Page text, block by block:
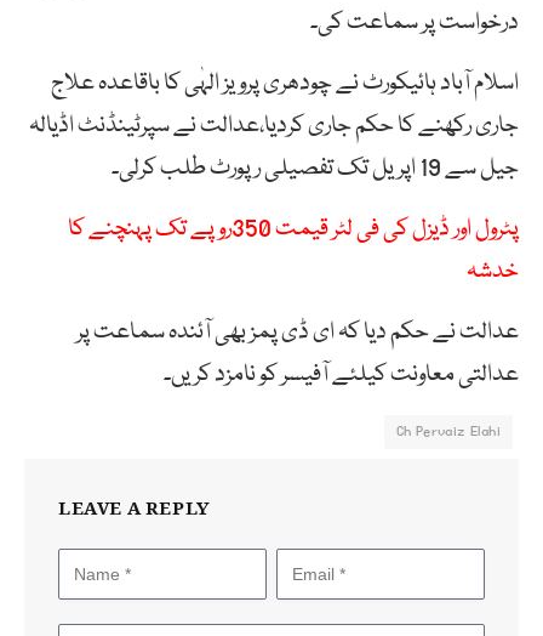
درخواست پر سماعت کی۔
اسلام آباد ہائیکورٹ نے چودھری پرویز الہٰی کا باقاعدہ علاج
جاری رکھنے کا حکم جاری کردیا،عدالت نے سپرٹینڈنٹ اڈیالہ
جیل سے 19 اپریل تک تفصیلی رپورٹ طلب کرلی۔
پٹرول اور ڈیزل کی فی لٹر قیمت 350روپے تک پہنچنے کا
خدشہ
عدالت نے حکم دیا کہ ای ڈی پمز بھی آئندہ سماعت پر
عدالتی معاونت کیلئے آفیسر کو نامزد کریں۔
Ch Pervaiz Elahi
LEAVE A REPLY